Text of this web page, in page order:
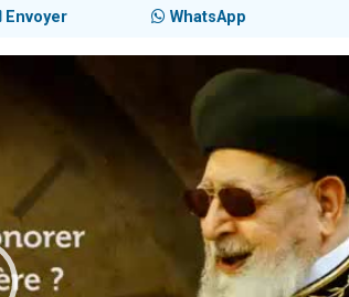
Envoyer WhatsApp